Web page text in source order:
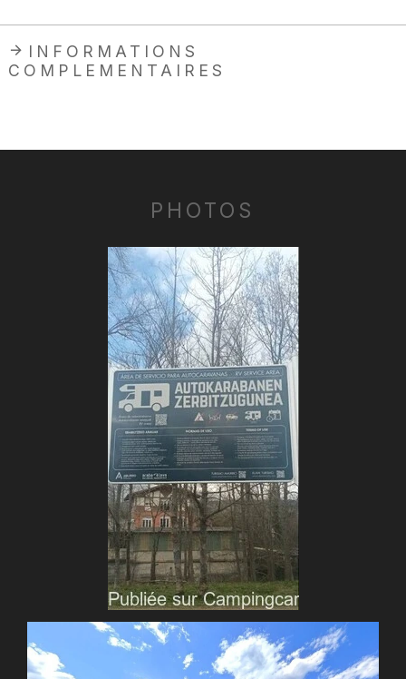
INFORMATIONS
COMPLEMENTAIRES
PHOTOS